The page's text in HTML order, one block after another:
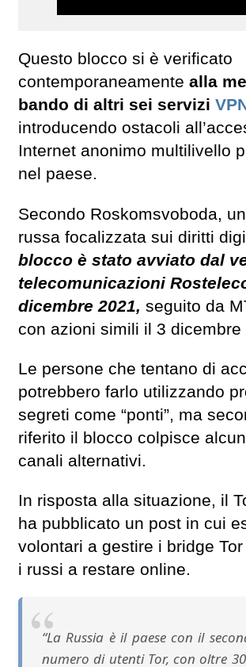
Questo blocco si è verificato
contemporaneamente alla
bando di altri sei servizi
introducendo ostacoli
Internet anonimo multilivello
nel paese.
Secondo Roskomsvoboda,
russa focalizzata sui diritti
blocco è stato avviato dal
telecomunicazioni
dicembre 2021, seguito da
con azioni simili il 3 dicembre
Le persone che tentano di
potrebbero farlo utilizzando
segreti come “ponti”, ma
riferito il blocco colpisce
canali alternativi.
In risposta alla situazione, il
ha pubblicato un post in cui
volontari a gestire i bridge
i russi a restare online.
“La Russia è il paese con il
numero di utenti Tor, con oltre